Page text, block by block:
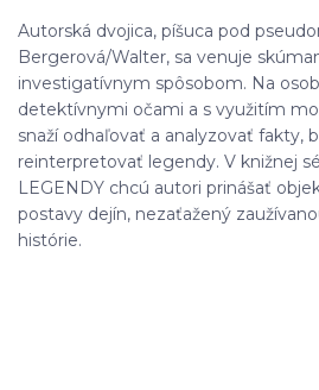
Autorská dvojica, píšuca pod
Bergerová/Walter, sa venuje
investigatívnym spôsobom. Na
detektívnymi očami a s využitím
snaží odhaľovať a analyzovať fakty,
reinterpretovať legendy. V knižnej
LEGENDY chcú autori prinášať
postavy dejín, nezaťažený
histórie.